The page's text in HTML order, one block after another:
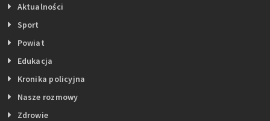
Aktualności
Sport
Powiat
Edukacja
Kronika policyjna
Nasze rozmowy
Zdrowie